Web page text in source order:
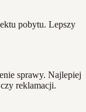
pobytu. Lepszy
sprawy. Najlepiej
reklamacji.